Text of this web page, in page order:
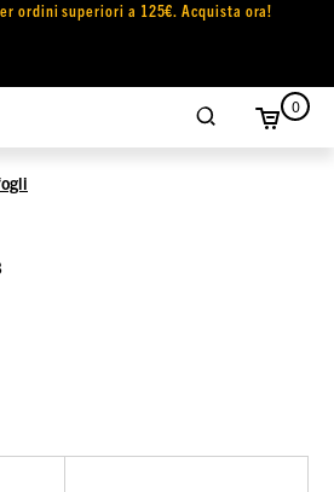
ordini superiori a 125€. Acquista ora!
0